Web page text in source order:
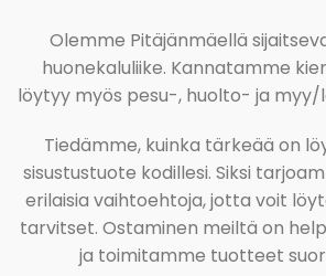
Olemme Pitäjänmäellä
huonekaluliike. Kannatamme
löytyy myös pesu-, huolto- ja myy/
Tiedämme, kuinka tärkeää on
sisustustuote kodillesi. Siksi
erilaisia vaihtoehtoja, jotta voit
tarvitset. Ostaminen meiltä on
ja toimitamme tuotteet